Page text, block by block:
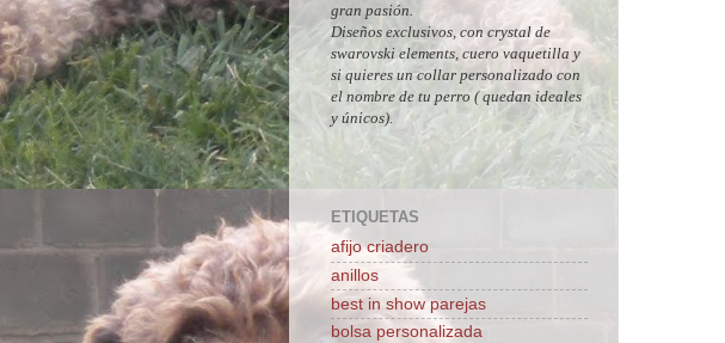
gran pasión.
Diseños exclusivos, con crystal de
swarovski elements, cuero vaquetilla y
si quieres un collar personalizado con
el nombre de tu perro ( quedan ideales
y únicos).
ETIQUETAS
afijo criadero
anillos
best in show parejas
bolsa personalizada